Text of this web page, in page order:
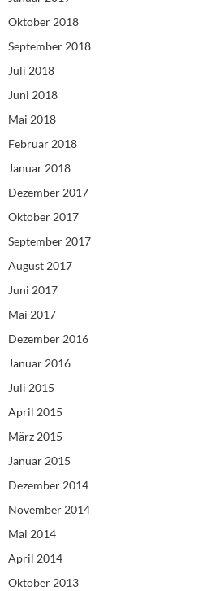
Oktober 2018
September 2018
Juli 2018
Juni 2018
Mai 2018
Februar 2018
Januar 2018
Dezember 2017
Oktober 2017
September 2017
August 2017
Juni 2017
Mai 2017
Dezember 2016
Januar 2016
Juli 2015
April 2015
März 2015
Januar 2015
Dezember 2014
November 2014
Mai 2014
April 2014
Oktober 2013